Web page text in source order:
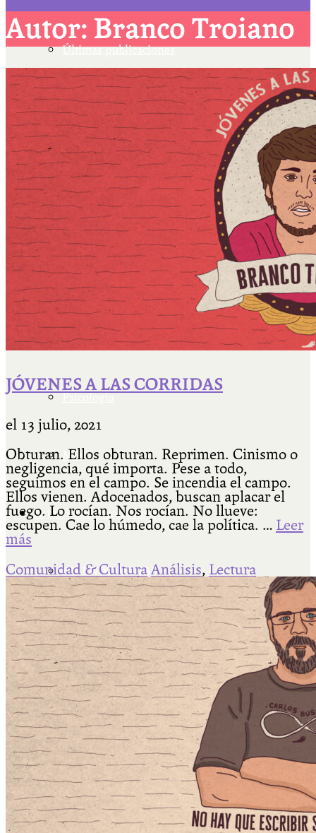
Últimas publicaciones
Escriben & participan
Actualidad y sociedad
Educación
Filosofía
Más
Actividades & contenido
AJÍ EN YOUTUBE
Universidad Experimental 2022-2025
Feria del Libro Venado Tuerto 2022-2025
Facultad Libre Venado Tuerto 1990-1994
Cátedra Bailable 2018
Autor: Branco Troiano
JÓVENES A LAS CORRIDAS
el 13 julio, 2021
Obturan. Ellos obturan. Reprimen. Cinismo o
negligencia, qué importa. Pese a todo,
seguimos en el campo. Se incendia el campo.
Ellos vienen. Adocenados, buscan aplacar el
fuego. Lo rocían. Nos rocían. No llueve:
escupen. Cae lo húmedo, cae la política. … Leer
más
Comunidad & Cultura Análisis, Lectura